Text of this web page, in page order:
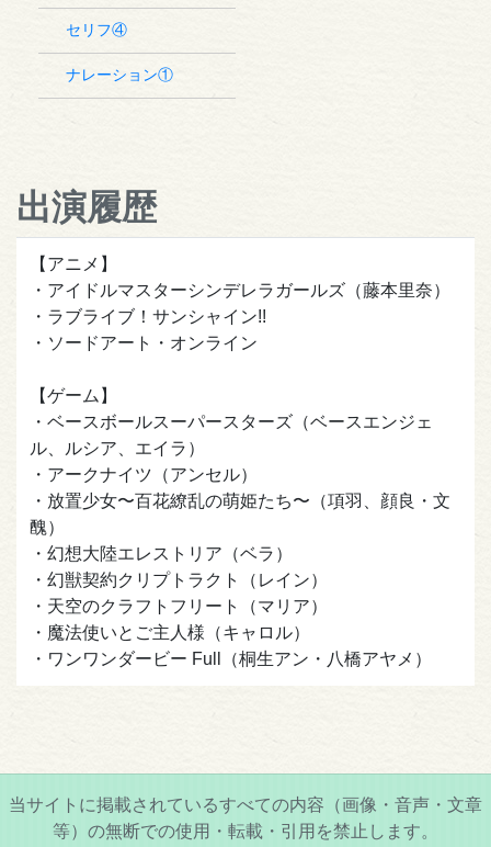
セリフ④
ナレーション①
出演履歴
【アニメ】
・アイドルマスターシンデレラガールズ（藤本里奈）
・ラブライブ！サンシャイン!!
・ソードアート・オンライン
【ゲーム】
・ベースボールスーパースターズ（ベースエンジェ
ル、ルシア、エイラ）
・アークナイツ（アンセル）
・放置少女〜百花繚乱の萌姫たち〜（項羽、顔良・文
醜）
・幻想大陸エレストリア（ベラ）
・幻獣契約クリプトラクト（レイン）
・天空のクラフトフリート（マリア）
・魔法使いとご主人様（キャロル）
・ワンワンダービー Full（桐生アン・八橋アヤメ）
当サイトに掲載されているすべての内容（画像・音声・文章
等）の無断での使用・転載・引用を禁止します。